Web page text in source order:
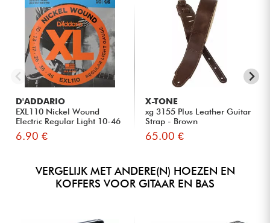
D'ADDARIO
EXL110 Nickel Wound
Electric Regular Light 10-46
6.90 €
X-TONE
xg 3155 Plus Leather Guitar
Strap - Brown
65.00 €
VERGELIJK MET ANDERE(N) HOEZEN EN
KOFFERS VOOR GITAAR EN BAS